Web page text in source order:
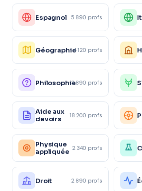
Espagnol 5 890 profs
Géographie4 120 profs
Philosophie3 890 profs
Aide aux
devoirs
18 200 profs
Physique
appliquée 2 340 profs
Droit 2 890 profs